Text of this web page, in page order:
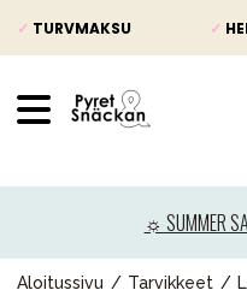
✓ TURVMAKSU ✓
☼ SUMMER
Aloitussivu Tarvikkeet